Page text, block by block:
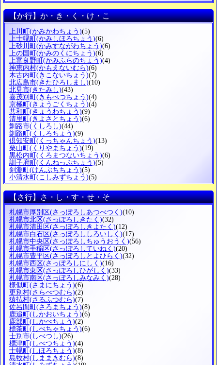
【か行】か・き・く・け・こ
上川町(かみかわちょう)(5)
上士幌町(かみしほろちょう)(6)
上砂川町(かみすながわちょう)(6)
上の国町(かみのくにちょう)(6)
上富良野町(かみふらのちょう)(4)
神恵内村(かもえないむら)(6)
木古内町(きこないちょう)(7)
北広島市(きたひろしまし)(10)
北見市(きたみし)(43)
喜茂別町(きもべつちょう)(4)
京極町(きょうごくちょう)(4)
共和町(きょうわちょう)(9)
清里町(きよさとちょう)(6)
釧路市(くしろし)(44)
釧路町(くしろちょう)(9)
倶知安町(くっちゃんちょう)(13)
栗山町(くりやまちょう)(19)
黒松内町(くろまつないちょう)(6)
訓子府町(くんねっぷちょう)(5)
剣淵町(けんぶちちょう)(5)
小清水町(こしみずちょう)(5)
【さ行】さ・し・す・せ・そ
札幌市厚別区(さっぽろしあつべつく)(10)
札幌市北区(さっぽろしきたく)(32)
札幌市清田区(さっぽろしきよたく)(12)
札幌市白石区(さっぽろししろいしく)(17)
札幌市中央区(さっぽろしちゅうおうく)(56)
札幌市手稲区(さっぽろしていねく)(20)
札幌市豊平区(さっぽろしとよひらく)(32)
札幌市西区(さっぽろしにしく)(16)
札幌市東区(さっぽろしひがしく)(33)
札幌市南区(さっぽろしみなみく)(28)
様似町 (さまにちょう)(6)
更別村(さらべつむら)(2)
猿払村(さるふつむら)(7)
佐呂間町 (さろまちょう)(8)
鹿追町 (しかおいちょう)(6)
鹿部町 (しかべちょう)(2)
標茶町 (しべちゃちょう)(6)
士別市(しべつし)(26)
標津町 (しべつちょう)(4)
士幌町 (しほろちょう)(8)
島牧村(しままきむら)(8)